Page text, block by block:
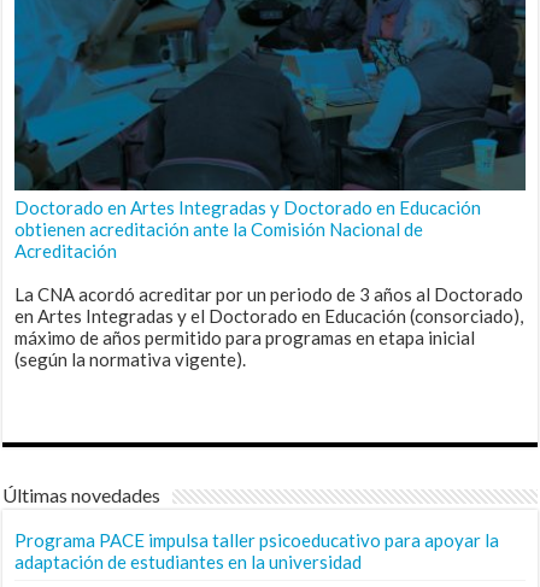
Doctorado en Artes Integradas y Doctorado en Educación
obtienen acreditación ante la Comisión Nacional de
Acreditación
La CNA acordó acreditar por un periodo de 3 años al Doctorado
en Artes Integradas y el Doctorado en Educación (consorciado),
máximo de años permitido para programas en etapa inicial
(según la normativa vigente).
Últimas novedades
Programa PACE impulsa taller psicoeducativo para apoyar la
adaptación de estudiantes en la universidad